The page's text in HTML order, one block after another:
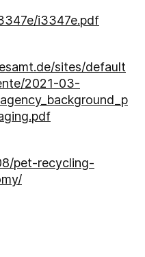
i3347e.pdf
sites/default
2021-03-
pet-recycling-